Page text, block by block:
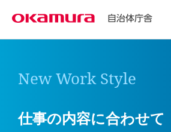
自治体庁舎
New Work Style
仕事の内容に合わせて